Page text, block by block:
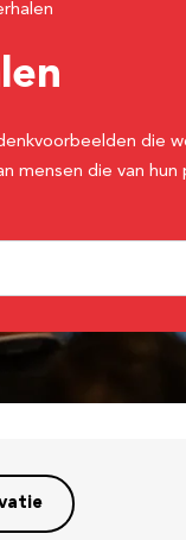
die
mensen die van